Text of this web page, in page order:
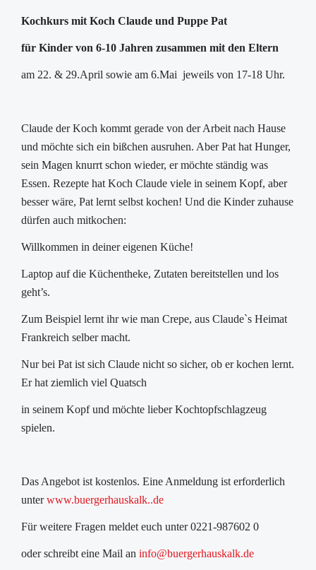
Kochkurs mit Koch Claude und Puppe Pat
für Kinder von 6-10 Jahren zusammen mit den Eltern
am 22. & 29.April sowie am 6.Mai jeweils von 17-18 Uhr.
Claude der Koch kommt gerade von der Arbeit nach Hause
und möchte sich ein bißchen ausruhen. Aber Pat hat Hunger,
sein Magen knurrt schon wieder, er möchte ständig was
Essen. Rezepte hat Koch Claude viele in seinem Kopf, aber
besser wäre, Pat lernt selbst kochen! Und die Kinder zuhause
dürfen auch mitkochen:
Willkommen in deiner eigenen Küche!
Laptop auf die Küchentheke, Zutaten bereitstellen und los
geht’s.
Zum Beispiel lernt ihr wie man Crepe, aus Claude`s Heimat
Frankreich selber macht.
Nur bei Pat ist sich Claude nicht so sicher, ob er kochen lernt.
Er hat ziemlich viel Quatsch
in seinem Kopf und möchte lieber Kochtopfschlagzeug
spielen.
Das Angebot ist kostenlos. Eine Anmeldung ist erforderlich
unterwww.buergerhauskalk..de
Für weitere Fragen meldet euch unter 0221-987602 0
oder schreibt eine Mail an info@buergerhauskalk.de